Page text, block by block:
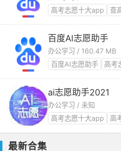
高考志愿十大app
查
百度AI志愿助手
办公学习 / 160.47 MB
百度AI志愿助手
高考
ai志愿助手2021
办公学习 / 未知
高考志愿十大app
高
最新合集